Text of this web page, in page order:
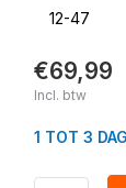
12-47
€69,99
Incl. btw
1 TOT 3